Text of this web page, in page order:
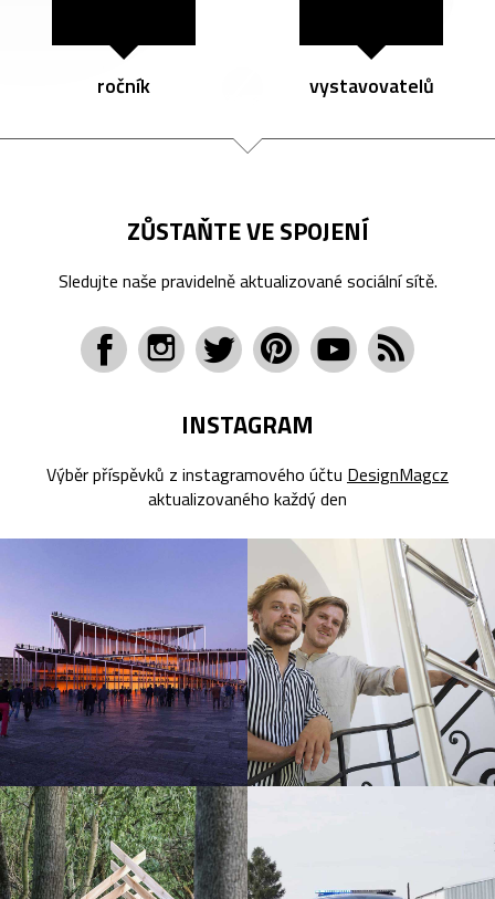
ročník vystavovatelů
ZŮSTAŇTE VE SPOJENÍ
Sledujte naše pravidelně aktualizované sociální sítě.
INSTAGRAM
Výběr příspěvků z instagramového účtu DesignMagcz
aktualizovaného každý den